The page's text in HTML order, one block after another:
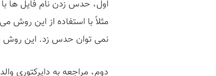
نمی توان حدس زد. این روش